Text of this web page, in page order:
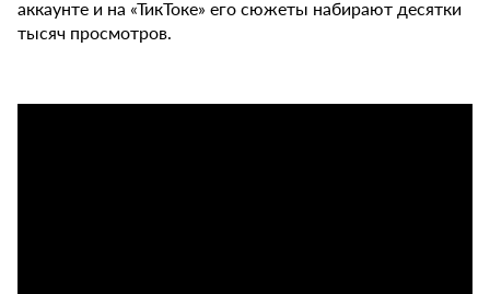
аккаунте и на «ТикТоке» его сюжеты набирают десятки
тысяч просмотров.